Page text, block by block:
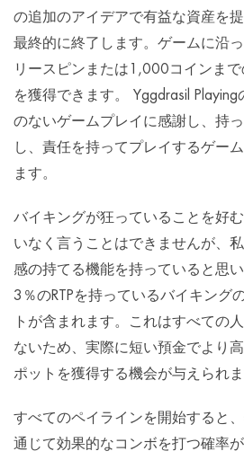
の追加のアイデアで有益な資産を
最終的に終了します。ゲームに沿
リースピンまたは1,000コインま
を獲得できます。 Yggdrasil
のないゲームプレイに感謝し、持
し、責任を持ってプレイするゲー
ます。
バイキングが狂っていることを好
いなく言うことはできませんが、
感の持てる機能を持っていると思
3％のRTPを持っているバイキング
トが含まれます。これはすべての
ないため、実際に短い預金でより
ポットを獲得する機会が与えられま
すべてのペイラインを開始すると
通じて効果的なコンボを打つ確率